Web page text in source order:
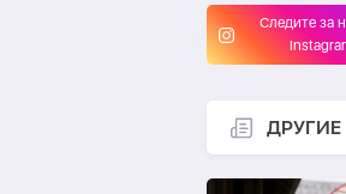
Следите за